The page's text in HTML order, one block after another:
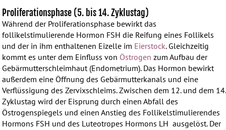
Proliferationsphase (5. bis 14. Zyklustag)
Während der Proliferationsphase bewirkt das
follikelstimulierende Hormon FSH die Reifung eines Follikels
und der in ihm enthaltenen Eizelle im Eierstock. Gleichzeitig
kommt es unter dem Einfluss von Östrogen zum Aufbau der
Gebärmutterschleimhaut (Endometrium). Das Hormon bewirkt
außerdem eine Öffnung des Gebärmutterkanals und eine
Verflüssigung des Zervixschleims. Zwischen dem 12. und dem 14.
Zyklustag wird der Eisprung durch einen Abfall des
Östrogenspiegels und einen Anstieg des Follikelstimulierendes
Hormons FSH und des Luteotropes Hormons LH ausgelöst. Der